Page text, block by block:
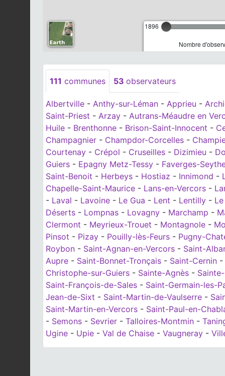
1896
Nombre
111 communes 53 observateurs
Albertville - Anthy-sur-Léman - Apprieu -
Saint-Priest - Arzay - Autrans-Méaudre en
Huile - Brenthonne - Brison-Saint-Innocent -
Champagnier - Champdor-Corcelles -
Courtenay - Crépol - Cruseilles - Dizimieu -
Guiers - Epagny Metz-Tessy - Faverges-
Saint-Benoit - Herbeys - Hostiaz - Innimond -
Chapelle-Saint-Maurice - Lans-en-Vercors -
- Laval - Lavoine - Le Gua - Lent - Lentilly -
Déserts - Lompnas - Lovagny - Marchamp -
Clermont - Meyrieux-Trouet - Montagnole -
Pinsot - Pizay - Pouilly-lès-Feurs - Pugny-
Roybon - Saint-Agnan-en-Vercors - Saint-
Aupre - Saint-Bonnet-Tronçais - Saint-Cernin -
Christophe-sur-Guiers - Sainte-Agnès -
Saint-François-de-Sales - Saint-Germain-les-
Jean-de-Sixt - Saint-Martin-de-Vaulserre -
Saint-Martin-en-Vercors - Saint-Paul-en-
- Semons - Sevrier - Talloires-Montmin -
Ugine - Upie - Val de Chaise - Vaugneray -